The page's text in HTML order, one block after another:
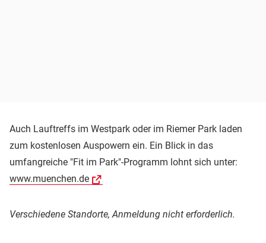
Auch Lauftreffs im Westpark oder im Riemer Park laden
zum kostenlosen Auspowern ein. Ein Blick in das
umfangreiche "Fit im Park"-Programm lohnt sich unter:
www.muenchen.de
Verschiedene Standorte, Anmeldung nicht erforderlich.